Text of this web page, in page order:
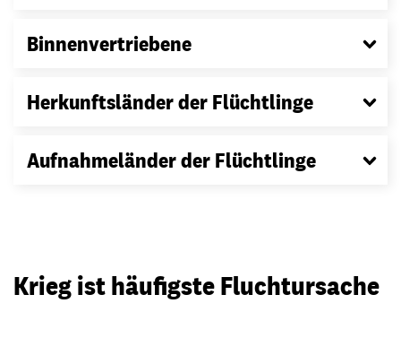
Binnenvertriebene
Herkunftsländer der Flüchtlinge
Aufnahmeländer der Flüchtlinge
Krieg ist häufigste Fluchtursache